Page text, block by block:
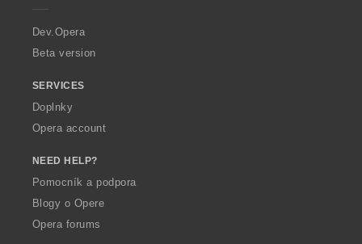
a
Dev.Opera
Beta version
SERVICES
Doplnky
Opera account
NEED HELP?
Pomocník a podpora
Blogy o Opere
Opera forums